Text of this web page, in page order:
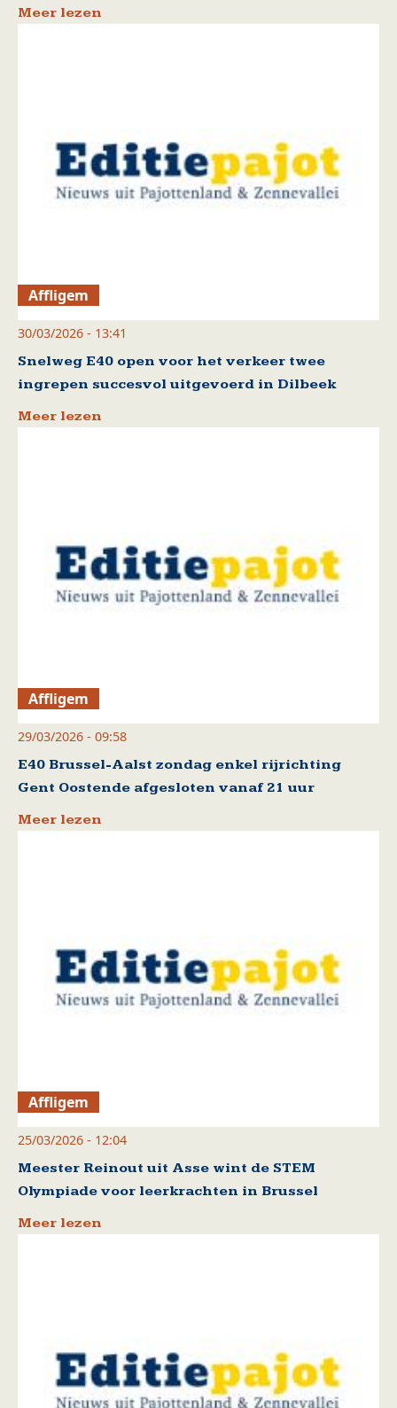
Meer lezen
Affligem
30/03/2026 - 13:41
Snelweg E40 open voor het verkeer twee
ingrepen succesvol uitgevoerd in Dilbeek
Meer lezen
Affligem
29/03/2026 - 09:58
E40 Brussel-Aalst zondag enkel rijrichting
Gent Oostende afgesloten vanaf 21 uur
Meer lezen
Affligem
25/03/2026 - 12:04
Meester Reinout uit Asse wint de STEM
Olympiade voor leerkrachten in Brussel
Meer lezen